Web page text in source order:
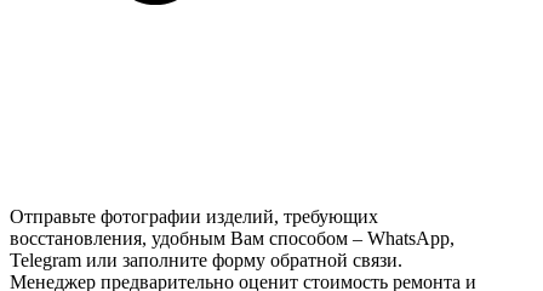
Отправьте фотографии изделий, требующих
восстановления, удобным Вам способом – WhatsApp,
Telegram или заполните форму обратной связи.
Менеджер предварительно оценит стоимость ремонта и